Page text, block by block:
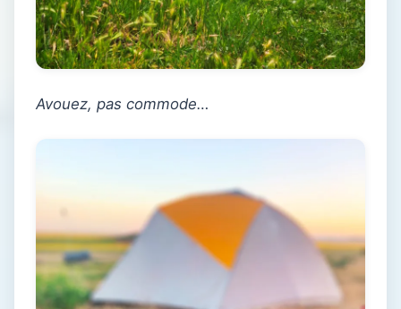
Avouez, pas commode…